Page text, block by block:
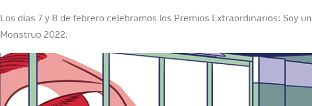
Los días 7 y 8 de febrero celebramos los Premios Extraordinarios: Soy un
Monstruo 2022.